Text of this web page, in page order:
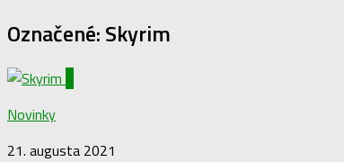
Označené:Skyrim
Novinky
21. augusta 2021